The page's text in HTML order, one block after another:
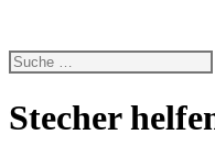
Stecher